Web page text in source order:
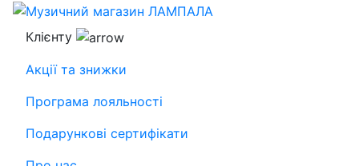
Клієнту
Акції та знижки
Програма лояльності
Подарункові сертифікати